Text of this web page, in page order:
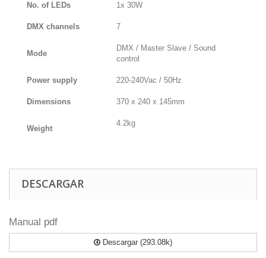
No. of LEDs 1x 30W
DMX channels 7
Mode
DMX / Master Slave / Sound
control
Power supply 220-240Vac / 50Hz
Dimensions 370 x 240 x 145mm
Weight
4.2kg
DESCARGAR
Manual pdf
Descargar (293.08k)